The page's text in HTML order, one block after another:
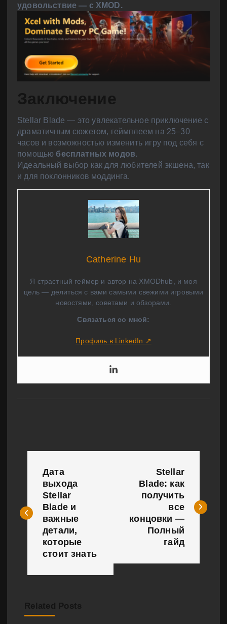
удовольствие — с XMOD.
Заключение
Stellar Blade — это увлекательное приключение с
драматичным сюжетом, геймплеем на 25–30
часов и возможностью изменить игру под себя с
помощью бесплатных модов.
Идеальный выбор как для любителей экшена, так
и для поклонников моддинга.
Catherine Hu
Я страстный геймер и автор на XMODhub, и моя
цель — делиться с вами самыми свежими игровыми
новостями, советами и обзорами.
Связаться со мной:
Профиль в LinkedIn ↗
в
и
и
Дата
выхода
Stellar
Blade и
важные
детали,
которые
стоит знать
Stellar
Blade: как
получить
все
концовки —
Полный
гайд
Related Posts